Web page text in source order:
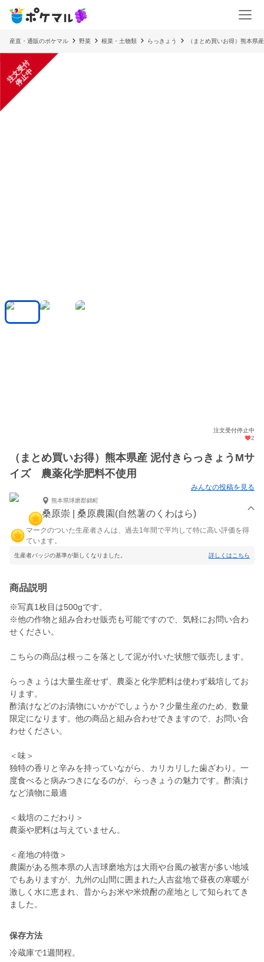
産直・通販のポケマル 野菜 根菜・土物類 らっきょう （まとめ買いお得）熊本
注
文
受
付
停
止
中
注文受付停止中
2
（まとめ買いお得）熊本県産 泥付きらっきょうMサ
イズ 農薬化学肥料不使用
みんなの投稿を見る
熊本県球磨郡錦町
桑原崇 | 桑原農園(自然薯のくわはら)
マークのついた生産者さんは、過去1年間で平均して特に高い評価を得
ています。
生産者バッジの基準が新しくなりました。 詳しくはこちら
商品説明
※写真1枚目は500gです。
※他の作物と組み合わせ販売も可能ですので、気軽にお問い合わ
せください。
こちらの商品は根っこを落として泥が付いた状態で販売します。
らっきょうは大量生産せず、農薬と化学肥料は使わず栽培してお
ります。
酢漬けなどのお漬物にいかがでしょうか？少量生産のため、数量
限定になります。他の商品と組み合わせできますので、お問い合
わせください。
＜味＞
独特の香りと辛みを持っていながら、カリカリした歯ざわり。一
度食べると病みつきになるのが、らっきょうの魅力です。酢漬け
など漬物に最適
＜栽培のこだわり＞
農薬や肥料は与えていません。
＜産地の特徴＞
農園がある熊本県の人吉球磨地方は大雨や台風の被害が多い地域
でもありますが、九州の山間に囲まれた人吉盆地で昼夜の寒暖が
激しく水に恵まれ、昔からお米や米焼酎の産地として知られてき
保存方法
冷蔵庫で1週間程。